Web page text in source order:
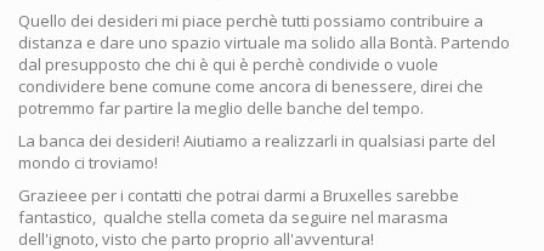
Quello dei desideri mi piace perchè tutti possiamo contribuire a
distanza e dare uno spazio virtuale ma solido alla Bontà. Partendo
dal presupposto che chi è qui è perchè condivide o vuole
condividere bene comune come ancora di benessere, direi che
potremmo far partire la meglio delle banche del tempo.
La banca dei desideri! Aiutiamo a realizzarli in qualsiasi parte del
mondo ci troviamo!
Grazieee per i contatti che potrai darmi a Bruxelles sarebbe
fantastico, qualche stella cometa da seguire nel marasma
dell'ignoto, visto che parto proprio all'avventura!